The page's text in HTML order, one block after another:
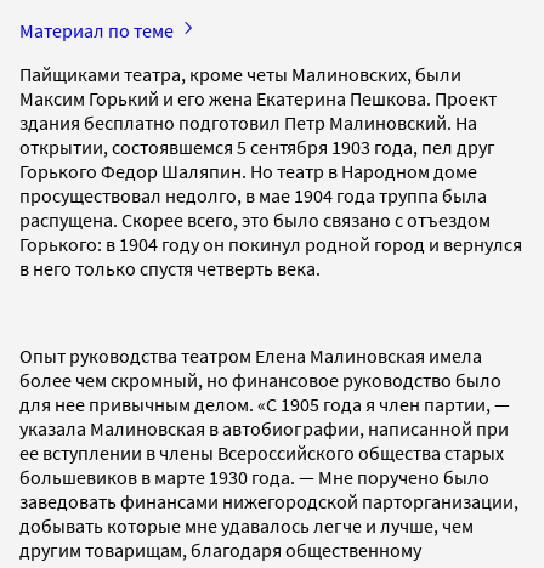
Материал по теме
Пайщиками театра, кроме четы Малиновских, были
Максим Горький и его жена Екатерина Пешкова. Проект
здания бесплатно подготовил Петр Малиновский. На
открытии, состоявшемся 5 сентября 1903 года, пел друг
Горького Федор Шаляпин. Но театр в Народном доме
просуществовал недолго, в мае 1904 года труппа была
распущена. Скорее всего, это было связано с отъездом
Горького: в 1904 году он покинул родной город и вернулся
в него только спустя четверть века.
Опыт руководства театром Елена Малиновская имела
более чем скромный, но финансовое руководство было
для нее привычным делом. «С 1905 года я член партии, —
указала Малиновская в автобиографии, написанной при
ее вступлении в члены Всероссийского общества старых
большевиков в марте 1930 года. — Мне поручено было
заведовать финансами нижегородской парторганизации,
добывать которые мне удавалось легче и лучше, чем
другим товарищам, благодаря общественному